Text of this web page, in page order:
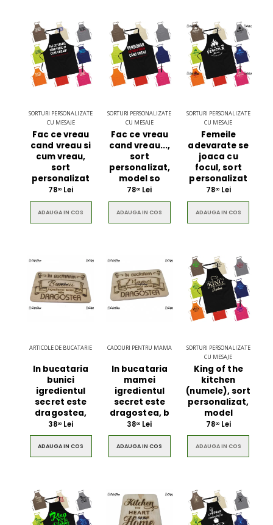
SORTURI PERSONALIZATE
CU MESAJE
Fac ce vreau
cand vreau si
cum vreau,
sort
personalizat
7800 Lei
ADAUGA IN COS
SORTURI PERSONALIZATE
CU MESAJE
Fac ce vreau
cand vreau...,
sort
personalizat,
model so
7800 Lei
ADAUGA IN COS
SORTURI PERSONALIZATE
CU MESAJE
Femeile
adevarate se
joaca cu
focul, sort
personalizat
7800Lei
ADAUGA IN COS
ARTICOLE DE BUCATARIE
In bucataria
bunici
igredientul
secret este
dragostea,
3800 Lei
ADAUGA IN COS
CADOURI PENTRU MAMA
In bucataria
mamei
igredientul
secret este
dragostea, b
3800 Lei
ADAUGA IN COS
SORTURI PERSONALIZATE
CU MESAJE
King of the
kitchen
(numele), sort
personalizat,
model
7800Lei
ADAUGA IN COS